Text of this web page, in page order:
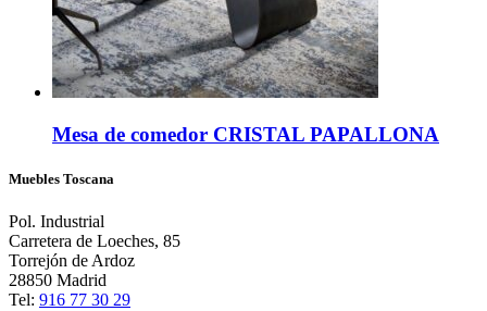
Mesa de comedor CRISTAL PAPALLONA
Muebles Toscana
Pol. Industrial
Carretera de Loeches, 85
Torrejón de Ardoz
28850 Madrid
Tel: 916 77 30 29